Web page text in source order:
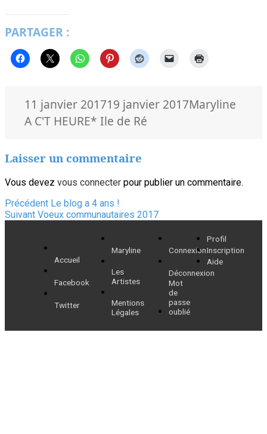
PARTAGER :
Publié
le
11 janvier 201719 janvier 2017Auteur
Maryline
A C'T HEUREMots-
* Ile de Ré
Laisser un commentaire
Vous devez vous connecter pour publier un commentaire.
Navigation
de
l’article
Précédent Article
précédent :
Le blog a 4 ans !
Suivant Article
Voeux communautaires 2017
Accueil
Facebook
Twitter
Maryline
Les
Artistes
Mentions
Légales
Connexion
Déconnexion
Mot
de
passe
oublié
Profil
Inscription
Aide